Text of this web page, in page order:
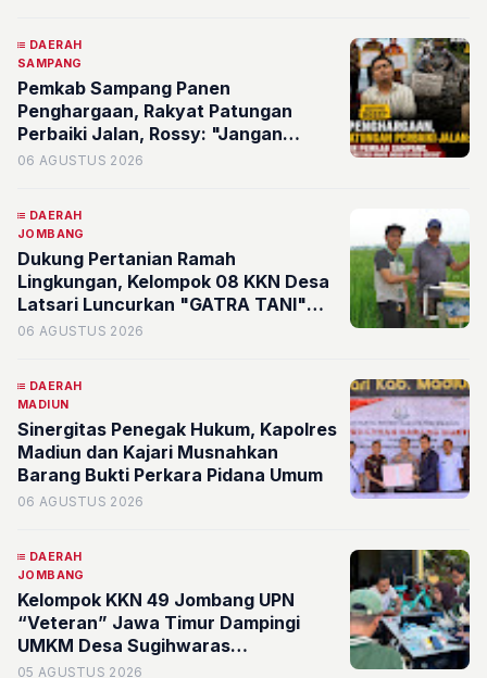
DAERAH
SAMPANG
Pemkab Sampang Panen
Penghargaan, Rakyat Patungan
Perbaiki Jalan, Rossy: "Jangan
Sampai Prestasi Hanya Indah di Atas
06 AGUSTUS 2026
DAERAH
JOMBANG
Dukung Pertanian Ramah
Lingkungan, Kelompok 08 KKN Desa
Latsari Luncurkan "GATRA TANI"
Bertenaga Surya
06 AGUSTUS 2026
DAERAH
MADIUN
Sinergitas Penegak Hukum, Kapolres
Madiun dan Kajari Musnahkan
Barang Bukti Perkara Pidana Umum
06 AGUSTUS 2026
DAERAH
JOMBANG
Kelompok KKN 49 Jombang UPN
“Veteran” Jawa Timur Dampingi
UMKM Desa Sugihwaras
Kembangkan Branding Digital
05 AGUSTUS 2026